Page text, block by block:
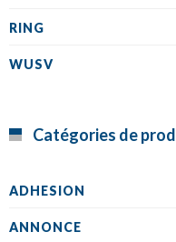
RING
WUSV
Catégories de
ADHESION
ANNONCE